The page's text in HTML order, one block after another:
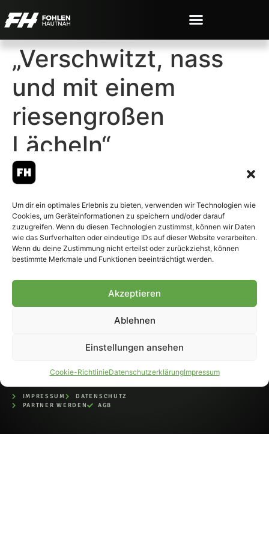
Um dir ein optimales Erlebnis zu bieten, verwenden wir Technologien wie
Cookies, um Geräteinformationen zu speichern und/oder darauf
zuzugreifen. Wenn du diesen Technologien zustimmst, können wir Daten
wie das Surfverhalten oder eindeutige IDs auf dieser Website verarbeiten.
Wenn du deine Zustimmung nicht erteilst oder zurückziehst, können
bestimmte Merkmale und Funktionen beeinträchtigt werden.
Akzeptieren
Ablehnen
Einstellungen ansehen
Cookie-RichtlinieDatenschutzerklärungImpressum
„Verschwitzt, nass
und mit einem
riesengroßen
Lächeln“
© 2007-2026 Fohlen-Hautnah.de
– Alle rechte vorbehalten.
Fohlen-Hautnah.de ist ein
offiziell eingetragenes Magazin
IMPRESSUM
DATENSCHUTZ
PARTNER WERDEN
AGB